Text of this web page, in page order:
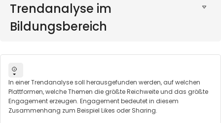
Trendanalyse im
Bildungsbereich
In einer Trendanalyse soll herausgefunden werden, auf welchen
Plattformen, welche Themen die größte Reichweite und das größte
Engagement erzeugen. Engagement bedeutet in diesem
Zusammenhang zum Beispiel Likes oder Sharing.